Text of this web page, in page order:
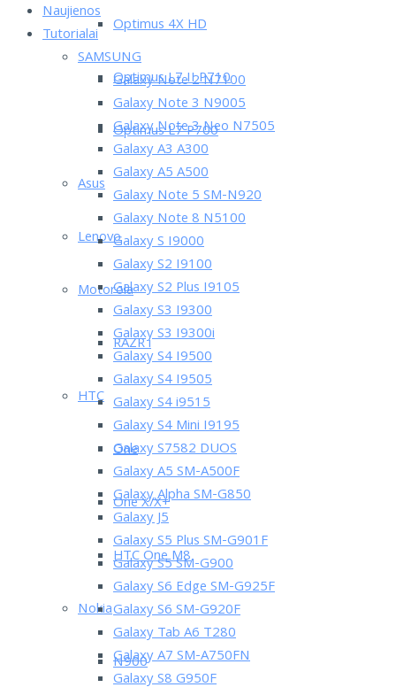
Optimus 4X HD
Optimus L7 II P710
Optimus L7 P700
Asus
Lenovo
Motorola
RAZR i
HTC
One
One X/X+
HTC One M8
Nokia
N900
Naujienos
Tutorialai
SAMSUNG
Galaxy Note 2 N7100
Galaxy Note 3 N9005
Galaxy Note 3 Neo N7505
Galaxy A3 A300
Galaxy A5 A500
Galaxy Note 5 SM-N920
Galaxy Note 8 N5100
Galaxy S I9000
Galaxy S2 I9100
Galaxy S2 Plus I9105
Galaxy S3 I9300
Galaxy S3 I9300i
Galaxy S4 I9500
Galaxy S4 I9505
Galaxy S4 i9515
Galaxy S4 Mini I9195
Galaxy S7582 DUOS
Galaxy A5 SM-A500F
Galaxy Alpha SM-G850
Galaxy J5
Galaxy S5 Plus SM-G901F
Galaxy S5 SM-G900
Galaxy S6 Edge SM-G925F
Galaxy S6 SM-G920F
Galaxy Tab A6 T280
Galaxy A7 SM-A750FN
Galaxy S8 G950F